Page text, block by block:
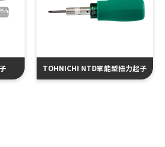
TOHNICHI NTD單能型扭力起子